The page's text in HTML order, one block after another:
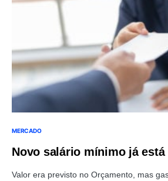
MERCADO
Novo salário mínimo já
Valor era previsto no Orçamento, mas